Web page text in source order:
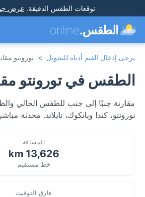
توقعات الطقس الدقيقة. عرض
الطقس.online
يرجى إدخال القيم أدناه للتحويل > تورونتو
الطقس في تورونتو
مقارنة جنبًا إلى جنب للطقس الحالي
تورونتو، كندا وبانكوك، تايلاند. محدثة
المسافة
13,626 km
خط مستقيم
فارق التوقيت